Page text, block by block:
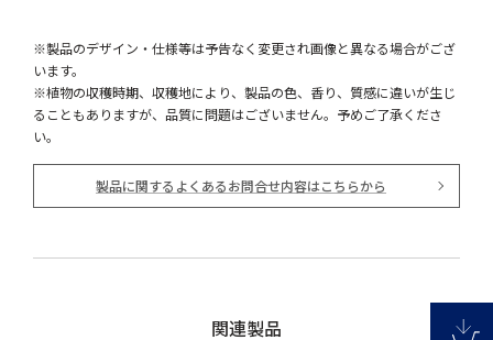
※製品のデザイン・仕様等は予告なく変更され画像と異なる場合がござ
います。
※植物の収穫時期、収穫地により、製品の色、香り、質感に違いが生じ
ることもありますが、品質に問題はございません。予めご了承くださ
い。
製品に関するよくあるお問合せ内容はこちらから
関連製品